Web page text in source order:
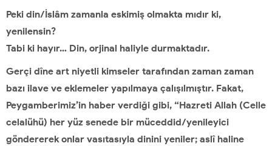
Peki din/İslâm zamanla eskimiş olmakta mıdır ki,
yenilensin?
Tabi ki hayır… Din, orjinal haliyle durmaktadır.
Gerçi dîne art niyetli kimseler tarafından zaman zaman
bazı ilave ve eklemeler yapılmaya çalışılmıştır. Fakat,
Peygamberimiz’in haber verdiği gibi, “Hazreti Allah (Celle
celalühü) her yüz senede bir müceddid/yenileyici
göndererek onlar vasıtasıyla dinini yeniler; aslî haline